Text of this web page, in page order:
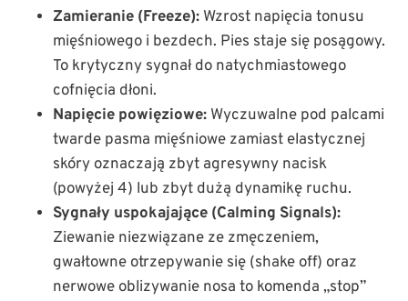
Zamieranie (Freeze): Wzrost napięcia tonusu
mięśniowego i bezdech. Pies staje się posągowy.
To krytyczny sygnał do natychmiastowego
cofnięcia dłoni.
Napięcie powięziowe: Wyczuwalne pod palcami
twarde pasma mięśniowe zamiast elastycznej
skóry oznaczają zbyt agresywny nacisk
(powyżej 4) lub zbyt dużą dynamikę ruchu.
Sygnały uspokajające (Calming Signals):
Ziewanie niezwiązane ze zmęczeniem,
gwałtowne otrzepywanie się (shake off) oraz
nerwowe oblizywanie nosa to komenda „stop”